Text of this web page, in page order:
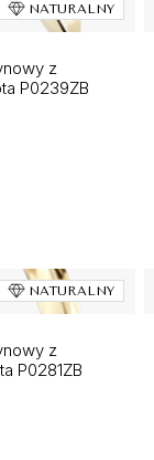
NATURALNY
z
P0239ZB
NATURALNY
z
P0281ZB